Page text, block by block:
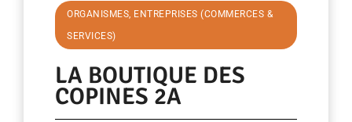
ORGANISMES, ENTREPRISES (COMMERCES &
SERVICES)
LA BOUTIQUE DES
COPINES 2A